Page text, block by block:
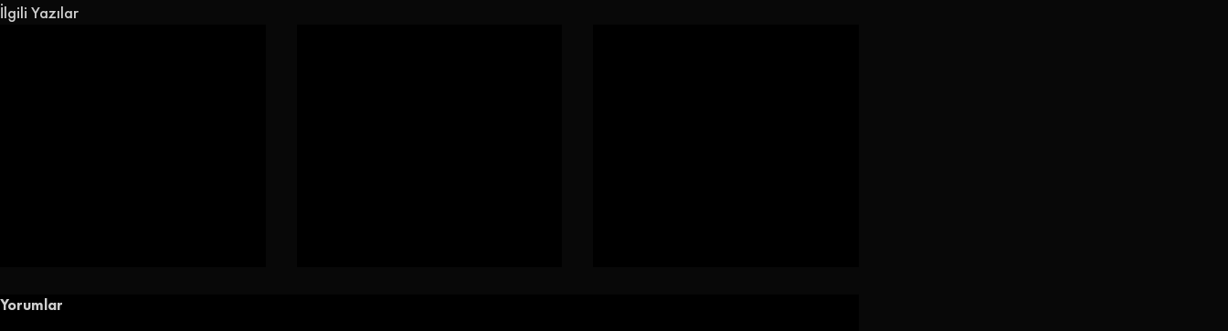
İlgili Yazılar
Yorumlar